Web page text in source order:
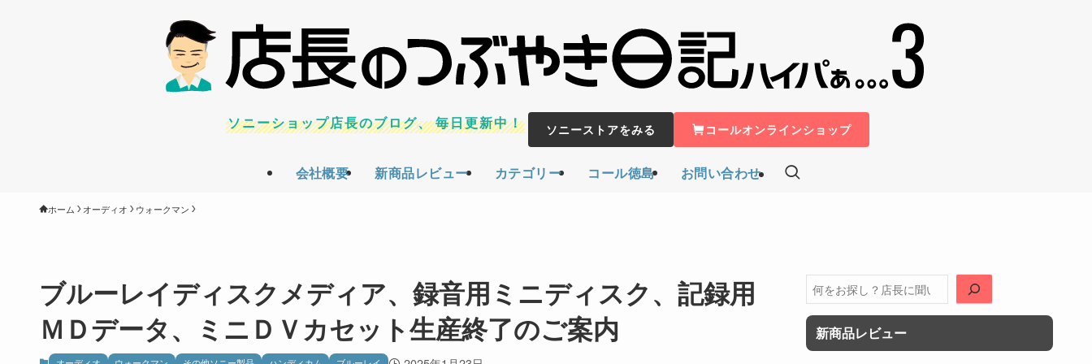
会社概要 新商品レビュー カテゴリー コール徳島 お問い合わせ
ソニーショップ店長のブログ、毎日更新中！ ソニーストアをみる コールオンラインショップ
ホーム オーディオ ウォークマン
ブルーレイディスクメディア、録音用ミニディスク、記録用
ＭＤデータ、ミニＤＶカセット生産終了のご案内
検
索
新商品レビュー